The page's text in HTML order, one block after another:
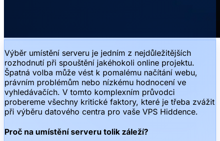
Výběr umístění serveru je jedním z nejdůležitějších
rozhodnutí při spouštění jakéhokoli online projektu.
Špatná volba může vést k pomalému načítání webu,
právním problémům nebo nízkému hodnocení ve
vyhledávačích. V tomto komplexním průvodci
probereme všechny kritické faktory, které je třeba zvážit
při výběru datového centra pro vaše VPS Hiddence.
Proč na umístění serveru tolik záleží?